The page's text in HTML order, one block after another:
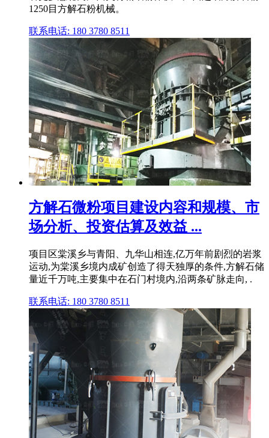
1250目方解石粉机械。
联系电话: 180 3780 8511
方解石微粉项目建设内容和规模、市
场分析、投资估算及效益 ...
项目区棠溪乡与青阳、九华山相连,亿万年前剧烈的岩浆
运动,为棠溪乡境内成矿创造了得天独厚的条件,方解石储
量近千万吨,主要集中在石门村境内,沿两条矿脉走向, .
联系电话: 180 3780 8511